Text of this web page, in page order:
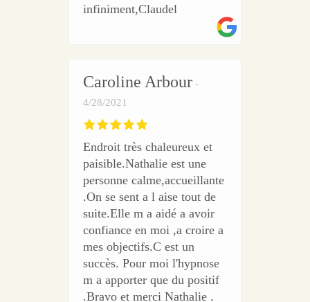
infiniment,Claudel
Caroline Arbour
4/28/2021
Endroit très chaleureux et
paisible.Nathalie est une
personne calme,accueillante
.On se sent a l aise tout de
suite.Elle m a aidé a avoir
confiance en moi ,a croire a
mes objectifs.C est un
succès. Pour moi l'hypnose
m a apporter que du positif
.Bravo et merci Nathalie .